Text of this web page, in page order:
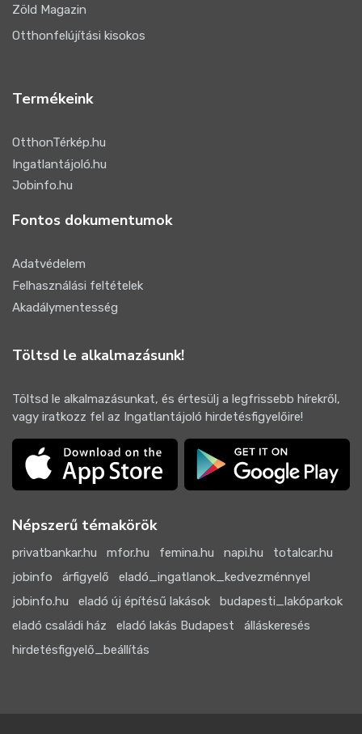
Zöld Magazin
Otthonfelújítási kisokos
Termékeink
OtthonTérkép.hu
Ingatlantájoló.hu
Jobinfo.hu
Fontos dokumentumok
Adatvédelem
Felhasználási feltételek
Akadálymentesség
Töltsd le alkalmazásunk!
Töltsd le alkalmazásunkat, és értesülj a legfrissebb hírekről,
vagy iratkozz fel az Ingatlantájoló hirdetésfigyelőire!
Népszerű témakörök
privatbankar.hu mfor.hu femina.hu napi.hu
totalcar.hu
jobinfo
árfigyelő
eladó_ingatlanok_kedvezménnyel
jobinfo.hu
eladó új építésű lakások
budapesti_lakóparkok
eladó családi ház
eladó lakás Budapest
álláskeresés
hirdetésfigyelő_beállítás